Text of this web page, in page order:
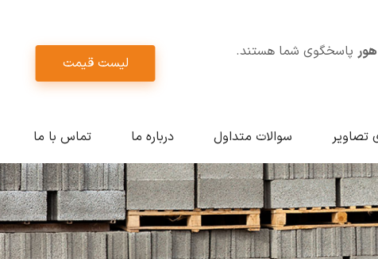
پاسخگوی شما هستند.
لیست قیمت
تصاویر سوالات متداول درباره ما تماس با ما